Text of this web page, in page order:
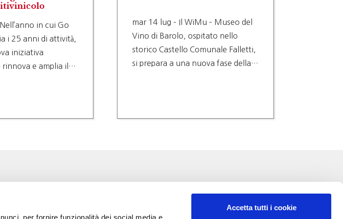
Accetta tutti i cookie
in cui Go
i 25 anni di attività,
iniziativa
rinnova e amplia il…
mar 14 lug – Il WiMu – Museo del
Vino di Barolo, ospitato nello
storico Castello Comunale Falletti,
si prepara a una nuova fase della…